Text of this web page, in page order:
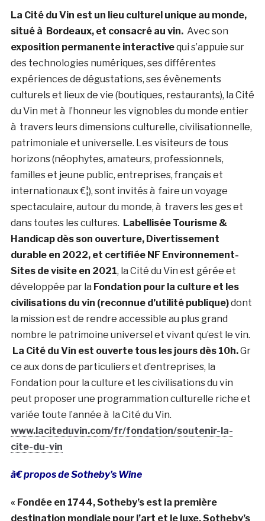
La Cité du Vin est un lieu culturel unique au monde,
situé à Bordeaux, et consacré au vin. Avec son
exposition permanente interactivequi s’appuie sur
des technologies numériques, ses différentes
expériences de dégustations, ses évènements
culturels et lieux de vie (boutiques, restaurants), la Cité
du Vin met à l’honneur les vignobles du monde entier
à travers leurs dimensions culturelle, civilisationnelle,
patrimoniale et universelle. Les visiteurs de tous
horizons (néophytes, amateurs, professionnels,
familles et jeune public, entreprises, français et
internationaux €¦), sont invités à faire un voyage
spectaculaire, autour du monde, à travers les ges et
dans toutes les cultures. Labellisée Tourisme &
Handicap dès son ouverture, Divertissement
durable en 2022, et certifiée NF Environnement-
Sites de visite en 2021, la Cité du Vin est gérée et
développée par la Fondation pour la culture et les
civilisations du vin (reconnue d’utilité publique)dont
la mission est de rendre accessible au plus grand
nombre le patrimoine universel et vivant qu’est le vin.
La Cité du Vin est ouverte tous les jours dès 10h.Gr
ce aux dons de particuliers et d’entreprises, la
Fondation pour la culture et les civilisations du vin
peut proposer une programmation culturelle riche et
variée toute l’année à la Cité du Vin.
www.laciteduvin.com/fr/fondation/soutenir-la-
cite-du-vin
à€ propos de Sotheby’s Wine
« Fondée en 1744, Sotheby’s est la première
destination mondiale pour l’art et le luxe. Sotheby’s